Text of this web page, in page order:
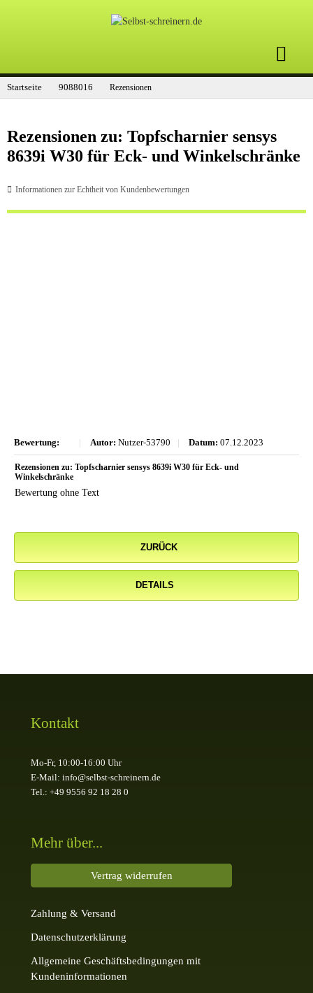
Startseite 9088016 Rezensionen
Rezensionen zu: Topfscharnier sensys
8639i W30 für Eck- und Winkelschränke
Informationen zur Echtheit von Kundenbewertungen
Bewertung: | Autor: Nutzer-53790 | Datum: 07.12.2023
Rezensionen zu: Topfscharnier sensys 8639i W30 für Eck- und
Winkelschränke
Bewertung ohne Text
ZURÜCK
DETAILS
Kontakt
Mo-Fr, 10:00-16:00 Uhr
E-Mail: info@selbst-schreinern.de
Tel.: +49 9556 92 18 28 0
Mehr über...
Vertrag widerrufen
Zahlung & Versand
Datenschutzerklärung
Allgemeine Geschäftsbedingungen mit
Kundeninformationen